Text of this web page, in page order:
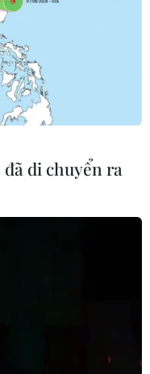
di chuyển ra